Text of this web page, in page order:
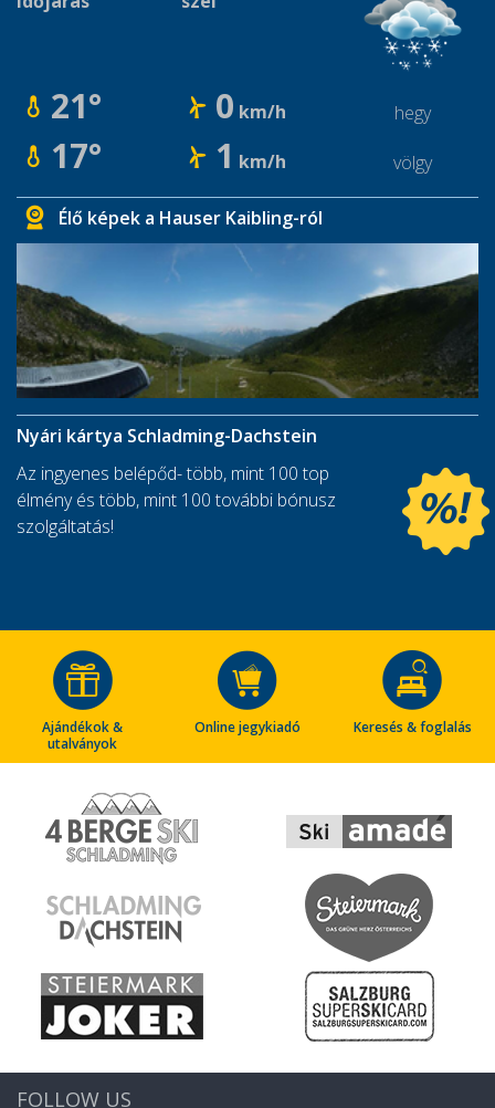
21° 0 km/h hegy
17° 1 km/h völgy
Élő képek a Hauser Kaibling-ról
Nyári kártya Schladming-Dachstein
Az ingyenes belépőd- több, mint 100 top
élmény és több, mint 100 további bónusz
szolgáltatás!
Ajándékok &
utalványok
Online jegykiadó Keresés & foglalás
FOLLOW US